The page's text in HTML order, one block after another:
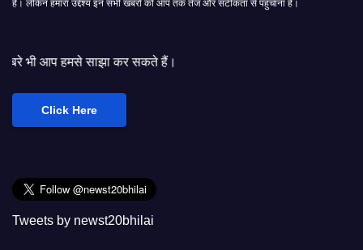
हैं। लेकिन हमारा उद्देश्य इन सभी खबरों को आप तक तेज और सटीकता से पहुंचाना हैं।
कर सकते हैं।
Click Here
Tweets by newst20bhilai